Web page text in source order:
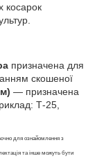
косарок
призначена для
скошеної
― призначена
Т-25,
для ознайомлення з
та інше можуть бути